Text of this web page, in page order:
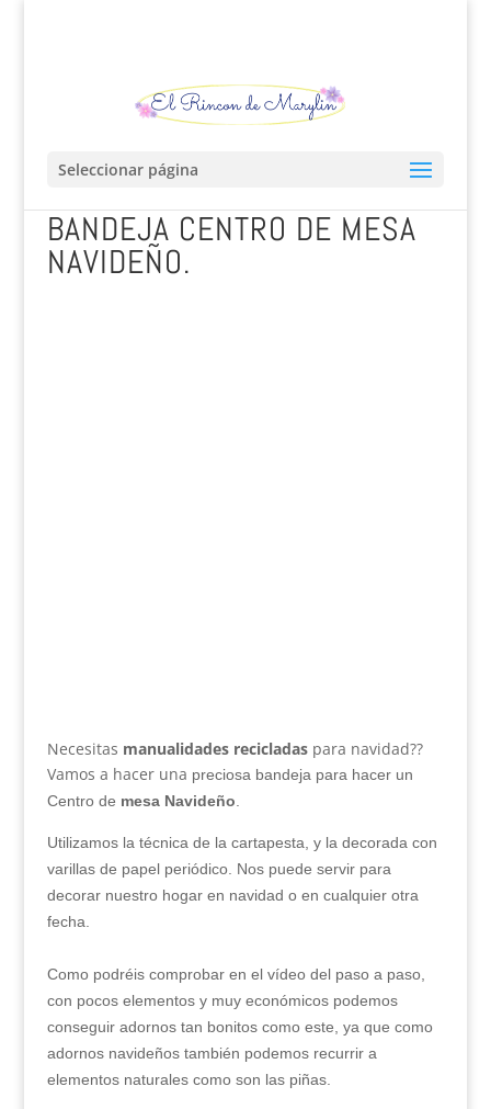
Seleccionar página
BANDEJA CENTRO DE MESA
NAVIDEÑO.
Necesitas manualidades recicladaspara navidad??
Vamos a hacer una preciosa bandeja para hacer un
Centro de mesa Navideño
Utilizamos la técnica de la cartapesta, y la decorada con
varillas de papel periódico. Nos puede servir para
decorar nuestro hogar en navidad o en cualquier otra
fecha.
Como podréis comprobar en el vídeo del paso a paso,
con pocos elementos y muy económicos podemos
conseguir adornos tan bonitos como este, ya que como
adornos navideños también podemos recurrir a
elementos naturales como son las piñas.